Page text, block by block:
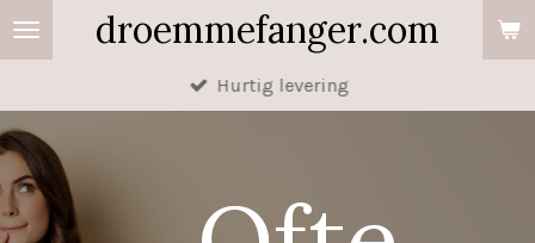
Spring
til
droemmefanger.com
Hurtig levering